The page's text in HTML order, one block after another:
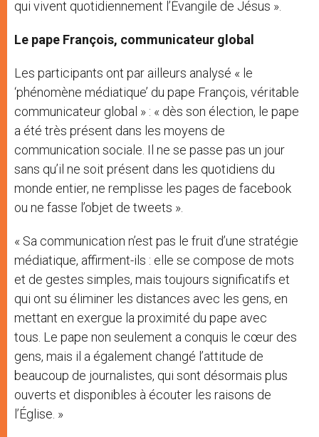
qui vivent quotidiennement l’Évangile de Jésus ».
Le pape François, communicateur global
Les participants ont par ailleurs analysé « le
‘phénomène médiatique’ du pape François, véritable
communicateur global » : « dès son élection, le pape
a été très présent dans les moyens de
communication sociale. Il ne se passe pas un jour
sans qu’il ne soit présent dans les quotidiens du
monde entier, ne remplisse les pages de facebook
ou ne fasse l’objet de tweets ».
« Sa communication n’est pas le fruit d’une stratégie
médiatique, affirment-ils : elle se compose de mots
et de gestes simples, mais toujours significatifs et
qui ont su éliminer les distances avec les gens, en
mettant en exergue la proximité du pape avec
tous. Le pape non seulement a conquis le cœur des
gens, mais il a également changé l’attitude de
beaucoup de journalistes, qui sont désormais plus
ouverts et disponibles à écouter les raisons de
l’Église. »